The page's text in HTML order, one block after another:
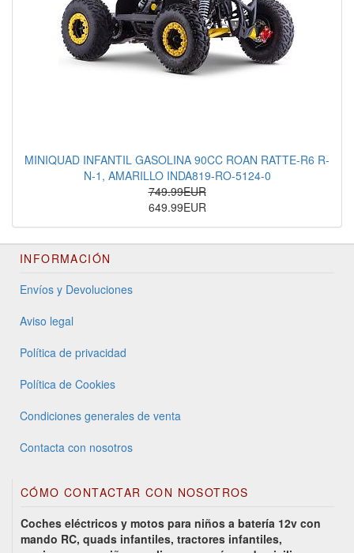
MINIQUAD INFANTIL GASOLINA 90CC ROAN RATTE-R6 R-
N-1, AMARILLO INDA819-RO-5124-0
749.99EUR
649.99EUR
INFORMACIÓN
Envíos y Devoluciones
Aviso legal
Política de privacidad
Política de Cookies
Condiciones generales de venta
Contacta con nosotros
CÓMO CONTACTAR CON NOSOTROS
Coches eléctricos y motos para niños a batería 12v con
mando RC, quads infantiles, tractores infantiles,